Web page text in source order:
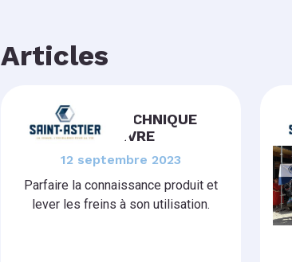
Articles
REUNION TECHNIQUE
CHANVRE
12 septembre 2023
Parfaire la connaissance produit et
lever les freins à son utilisation.